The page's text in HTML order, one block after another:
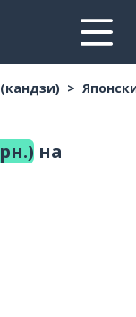
на